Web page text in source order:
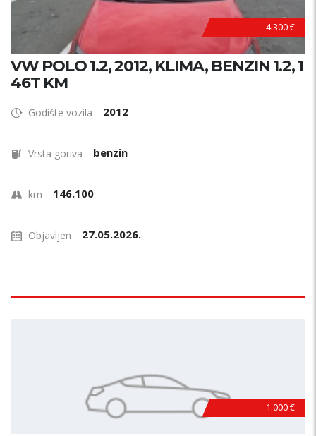
4.300 €
VW POLO 1.2, 2012, KLIMA, BENZIN 1.2, 1
46T KM
Godište vozila 2012
Vrsta goriva benzin
km 146.100
Objavljen 27.05.2026.
1.000 €